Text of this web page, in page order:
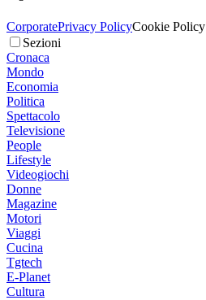
CorporatePrivacy PolicyCookie Policy
Sezioni
Cronaca
Mondo
Economia
Politica
Spettacolo
Televisione
People
Lifestyle
Videogiochi
Donne
Magazine
Motori
Viaggi
Cucina
Tgtech
E-Planet
Cultura